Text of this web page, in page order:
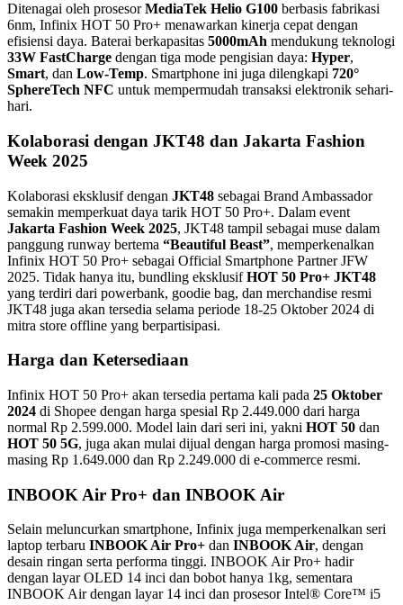
Ditenagai oleh prosesorMediaTek Helio G100 berbasis fabrikasi
6nm, Infinix HOT 50 Pro+ menawarkan kinerja cepat dengan
efisiensi daya. Baterai berkapasitas 5000mAh mendukung teknologi
33W FastCharge dengan tiga mode pengisian daya: Hyper,
Smart, dan Low-Temp. Smartphone ini juga dilengkapi 720°
SphereTech NFC untuk mempermudah transaksi elektronik sehari-
hari.
Kolaborasi dengan JKT48 dan Jakarta Fashion
Week 2025
Kolaborasi eksklusif dengan JKT48 sebagai Brand Ambassador
semakin memperkuat daya tarik HOT 50 Pro+. Dalam event
Jakarta Fashion Week 2025, JKT48 tampil sebagai muse dalam
panggung runway bertema “Beautiful Beast”, memperkenalkan
Infinix HOT 50 Pro+ sebagai Official Smartphone Partner JFW
2025. Tidak hanya itu, bundling eksklusifHOT 50 Pro+ JKT48
yang terdiri dari powerbank, goodie bag, dan merchandise resmi
JKT48 juga akan tersedia selama periode 18-25 Oktober 2024 di
mitra store offline yang berpartisipasi.
Harga dan Ketersediaan
Infinix HOT 50 Pro+ akan tersedia pertama kali pada 25 Oktober
2024 di Shopee dengan harga spesial Rp 2.449.000 dari harga
normal Rp 2.599.000. Model lain dari seri ini, yakni HOT 50 dan
HOT 50 5G, juga akan mulai dijual dengan harga promosi masing-
masing Rp 1.649.000 dan Rp 2.249.000 di e-commerce resmi.
INBOOK Air Pro+ dan INBOOK Air
Selain meluncurkan smartphone, Infinix juga memperkenalkan seri
laptop terbaru INBOOK Air Pro+ dan INBOOK Air, dengan
desain ringan serta performa tinggi. INBOOK Air Pro+ hadir
dengan layar OLED 14 inci dan bobot hanya 1kg, sementara
INBOOK Air dengan layar 14 inci dan prosesor Intel® Core™ i5